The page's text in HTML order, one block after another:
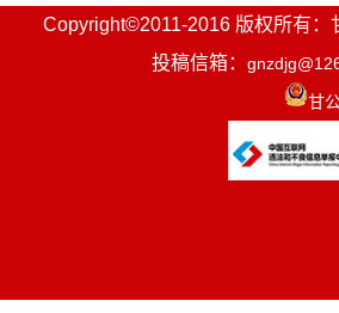
Copyright©2011-2016 版权所有：
投稿信箱：
甘